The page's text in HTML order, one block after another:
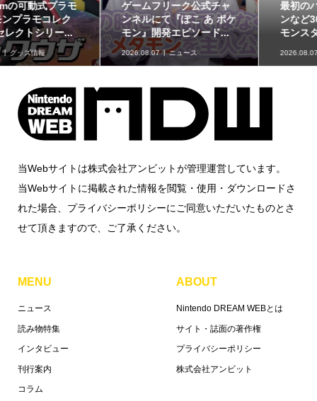
最初のパートナーポケモ
ンなど30種！「ポケット
モンスター30周年 ミニ...
2026.08.07 グッズ情報
ポケモンの姿のソフビ貯
金箱「ポケモンコインバ
ンク」に、ゲンガーな...
2026.08.07 グッズ情報
当Webサイトは株式会社アンビットが管理運営しています。
当Webサイトに掲載された情報を閲覧・使用・ダウンロードさ
れた場合、プライバシーポリシーにご同意いただいたものとさ
せて頂きますので、ご了承ください。
MENU
ニュース
読み物特集
インタビュー
刊行案内
コラム
ABOUT
Nintendo DREAM WEBとは
サイト・誌面の著作権
プライバシーポリシー
株式会社アンビット